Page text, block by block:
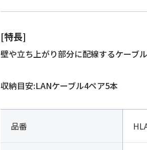
[特長]
壁や立ち上がり部分に配線するケーブ
収納目安:LANケーブル4ペア5本
品番